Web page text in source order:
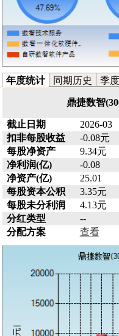
年度统计 同期历史 季
鼎捷数智
截止日期 2026-03
扣非每股收益
-0.08元
每股净资产
9.34元
净利润(亿)
-0.08
净资产(亿)
25.01
每股资本公积
3.35元
每股未分利润
4.13元
分红类型
--
分配方案
查看